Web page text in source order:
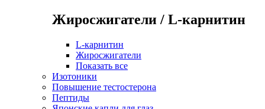
Жиросжигатели / L-карнитин
L-карнитин
Жиросжигатели
Показать все
Изотоники
Повышение тестостерона
Пептиды